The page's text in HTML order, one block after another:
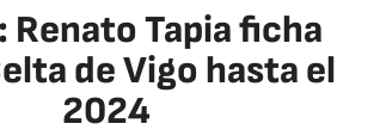
Renato Tapia ficha
de Vigo hasta el
2024